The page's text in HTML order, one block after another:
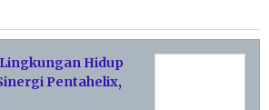
Hidup
Pentahelix,